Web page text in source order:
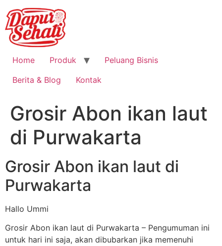
Home Produk
Peluang Bisnis
Berita & Blog
Kontak
Grosir Abon ikan laut
di Purwakarta
Grosir Abon ikan laut di
Purwakarta
Hallo Ummi
Grosir Abon ikan laut di Purwakarta – Pengumuman ini
untuk hari ini saja, akan dibubarkan jika memenuhi